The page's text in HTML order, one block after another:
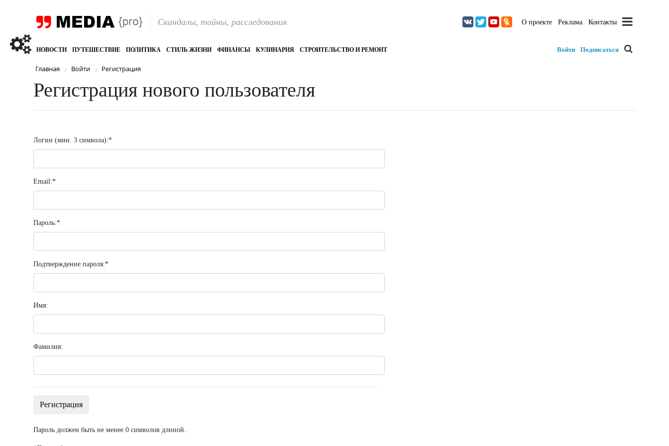
Скандалы, тайны, расследования О проекте Реклама Контакты
НОВОСТИ ПУТЕШЕСТВИЕ ПОЛИТИКА СТИЛЬ ЖИЗНИ ФИНАНСЫ КУЛИНАРИЯ СТРОИТЕЛЬСТВО И РЕМОНТ Войти Подписаться
Главная Войти Регистрация
Регистрация нового пользователя
Логин (мин. 3 символа):*
Email:*
Пароль:*
Подтверждение пароля:*
Имя:
Фамилия:
Пароль должен быть не менее 0 символов длиной.